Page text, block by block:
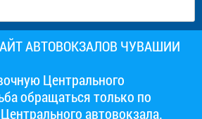
АВТОВОКЗАЛОВ ЧУВАШИИ
Центрального
обращаться только по
автовокзала.